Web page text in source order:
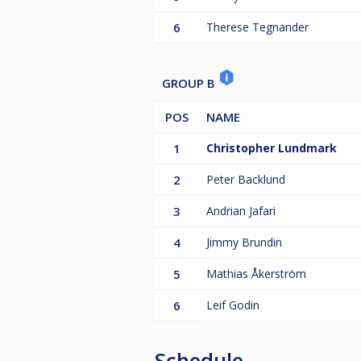
Notera att det kan finnas
"Gör anspråk på denna profil"
www.biljardforbundet.se
§11.8 Undantag
Klass 3 undantas regelverket
huvudbonader.
6 Therese Tegnander
GROUP B
POS NAME
1
Christopher Lundmark
2 Peter Backlund
3 Andrian Jafari
4 Jimmy Brundin
5 Mathias Åkerström
6 Leif Godin